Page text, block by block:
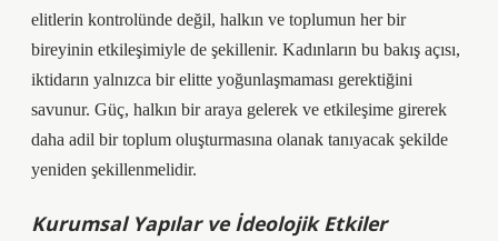
elitlerin kontrolünde değil, halkın ve toplumun her bir
bireyinin etkileşimiyle de şekillenir. Kadınların bu bakış açısı,
iktidarın yalnızca bir elitte yoğunlaşmaması gerektiğini
savunur. Güç, halkın bir araya gelerek ve etkileşime girerek
daha adil bir toplum oluşturmasına olanak tanıyacak şekilde
yeniden şekillenmelidir.
Kurumsal Yapılar ve İdeolojik Etkiler